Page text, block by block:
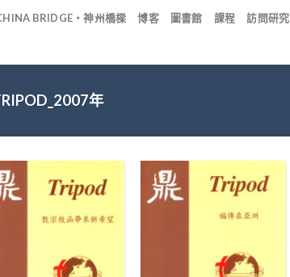
BRIDGE・神州橋樑 博客 圖書館 課程 訪問研究
年